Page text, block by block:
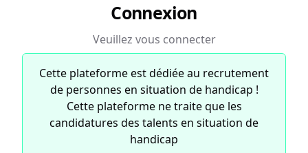
Connexion
Veuillez vous connecter
Cette plateforme est dédiée au recrutement
de personnes en situation de handicap !
Cette plateforme ne traite que les
candidatures des talents en situation de
handicap